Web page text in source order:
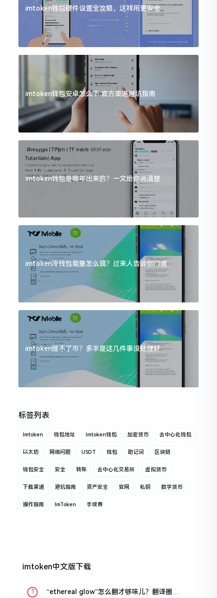
imtoken钱包硬件设置全攻略，这样用更安全
imtoken钱包安卓怎么下 官方渠道避坑指南
imtoken钱包是哪年出来的？一文给你说清楚
imtoken冷钱包能量怎么搞？过来人告诉你门道
imtoken提不了币？多半是这几件事没处理好
标签列表
Imtoken 钱包地址 Imtoken钱包 加密货币 去中心化钱包
以太坊 网络问题 USDT 钱包 助记词 区块链
钱包安全 安全 转账 去中心化交易所 虚拟货币
下载渠道 避坑指南 资产安全 官网 私钥 数字货币
操作指南 ImToken 手续费
imtoken中文版下载
“ethereal glow”怎么翻才够味儿？翻译圈老